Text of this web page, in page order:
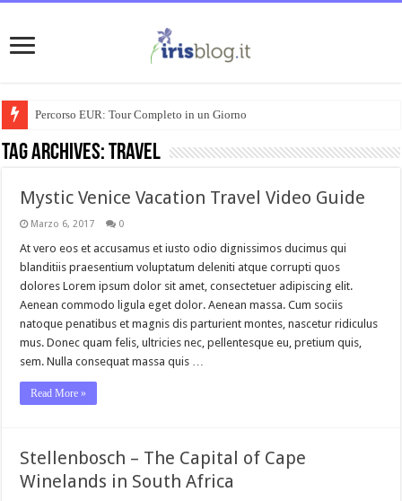
Percorso EUR: Tour Completo in un Giorno
Tag Archives:travel
Mystic Venice Vacation Travel Video Guide
Marzo 6, 2017 0
At vero eos et accusamus et iusto odio dignissimos ducimus qui
blanditiis praesentium voluptatum deleniti atque corrupti quos
dolores Lorem ipsum dolor sit amet, consectetuer adipiscing elit.
Aenean commodo ligula eget dolor. Aenean massa. Cum sociis
natoque penatibus et magnis dis parturient montes, nascetur ridiculus
mus. Donec quam felis, ultricies nec, pellentesque eu, pretium quis,
sem. Nulla consequat massa quis …
Read More »
Stellenbosch – The Capital of Cape
Winelands in South Africa